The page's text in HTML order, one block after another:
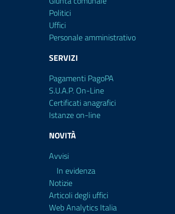
Politici
Uffici
Personale amministrativo
SERVIZI
Pagamenti PagoPA
S.U.A.P. On-Line
Certificati anagrafici
Istanze on-line
NOVITÀ
Avvisi
In evidenza
Notizie
Articoli degli uffici
Web Analytics Italia